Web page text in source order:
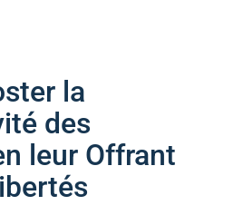
la
des
leur Offrant